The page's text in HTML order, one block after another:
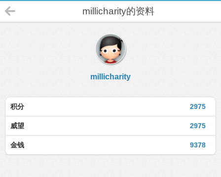
millicharity的资料
millicharity
2975
积分
2975
威望
9378
金钱